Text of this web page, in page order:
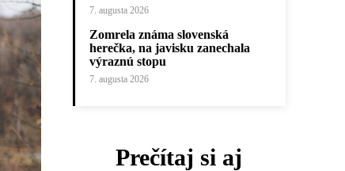
7. augusta 2026
Zomrela známa slovenská
herečka, na javisku zanechala
výraznú stopu
7. augusta 2026
Prečítaj si aj